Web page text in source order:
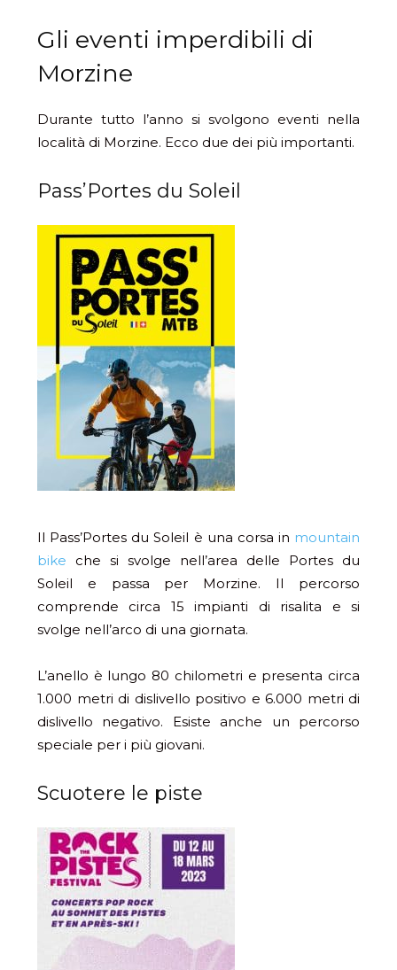
Gli eventi imperdibili di
Morzine
Durante tutto l’anno si svolgono eventi nella
località di Morzine. Ecco due dei più importanti.
Pass’Portes du Soleil
Il Pass’Portes du Soleil è una corsa in mountain
bike che si svolge nell’area delle Portes du
Soleil e passa per Morzine. Il percorso
comprende circa 15 impianti di risalita e si
svolge nell’arco di una giornata.
L’anello è lungo 80 chilometri e presenta circa
1.000 metri di dislivello positivo e 6.000 metri di
dislivello negativo. Esiste anche un percorso
speciale per i più giovani.
Scuotere le piste